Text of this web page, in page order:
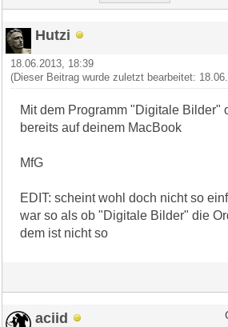
Hutzi
18.06.2013, 18:39
(Dieser Beitrag wurde zuletzt bearbeitet:
Mit dem Programm "Digitale Bilder"
bereits auf deinem MacBook
MfG
EDIT: scheint wohl doch nicht so
war so als ob "Digitale Bilder" die
dem ist nicht so
aciid